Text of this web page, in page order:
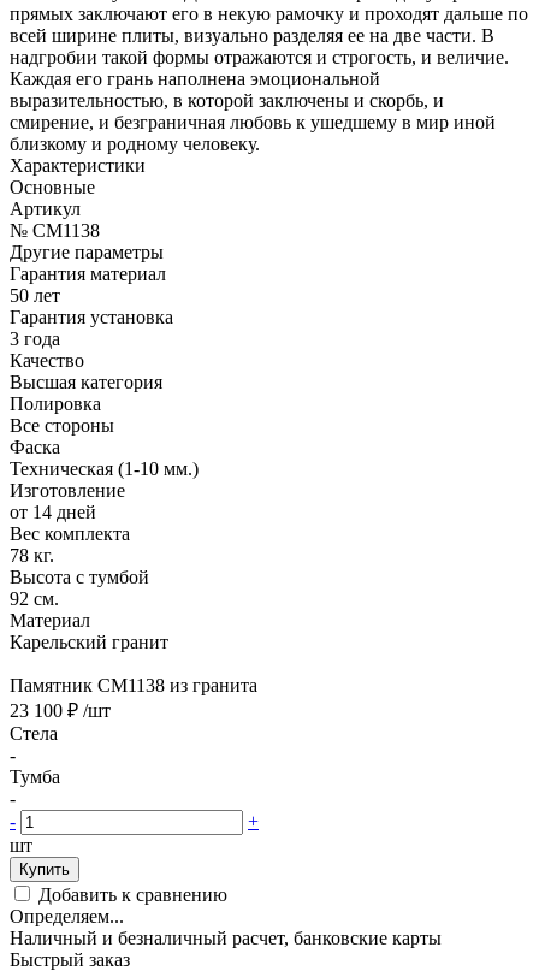
прямых заключают его в некую рамочку и проходят дальше по
всей ширине плиты, визуально разделяя ее на две части. В
надгробии такой формы отражаются и строгость, и величие.
Каждая его грань наполнена эмоциональной
выразительностью, в которой заключены и скорбь, и
смирение, и безграничная любовь к ушедшему в мир иной
близкому и родному человеку.
Характеристики
Основные
Артикул
№ CM1138
Другие параметры
Гарантия материал
50 лет
Гарантия установка
3 года
Качество
Высшая категория
Полировка
Все стороны
Фаска
Техническая (1-10 мм.)
Изготовление
от 14 дней
Вес комплекта
78 кг.
Высота с тумбой
92 см.
Материал
Карельский гранит
Памятник CM1138 из гранита
23 100 ₽ /шт
Стела
-
Тумба
-
-
+
шт
Купить
Добавить к сравнению
Определяем...
Наличный и безналичный расчет, банковские карты
Быстрый заказ